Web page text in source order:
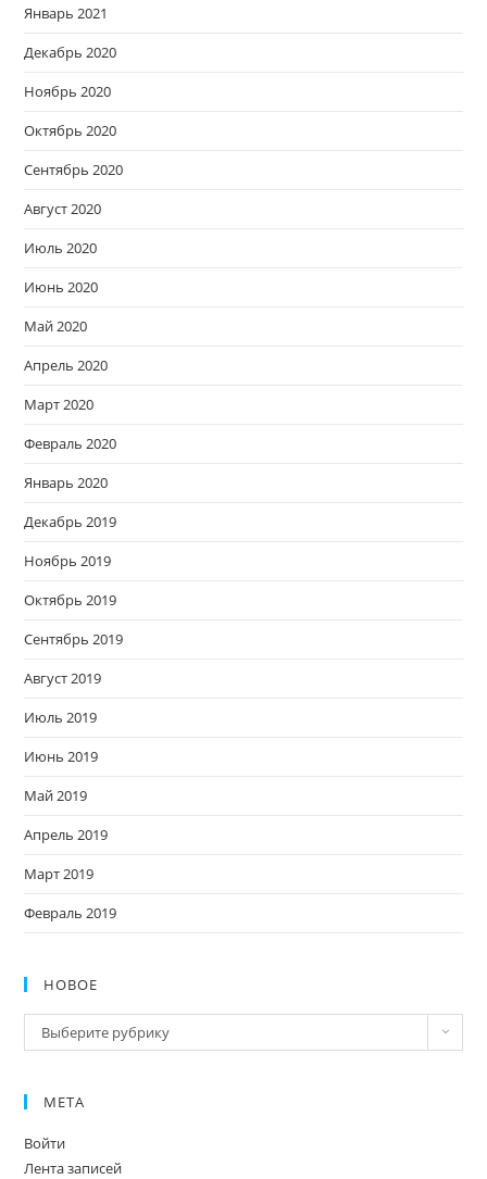
Январь 2021
Декабрь 2020
Ноябрь 2020
Октябрь 2020
Сентябрь 2020
Август 2020
Июль 2020
Июнь 2020
Май 2020
Апрель 2020
Март 2020
Февраль 2020
Январь 2020
Декабрь 2019
Ноябрь 2019
Октябрь 2019
Сентябрь 2019
Август 2019
Июль 2019
Июнь 2019
Май 2019
Апрель 2019
Март 2019
Февраль 2019
НОВОЕ
Новое
Выберите рубрику
МЕТА
Войти
Лента записей